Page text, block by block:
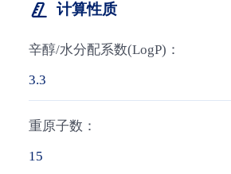
计算性质
辛醇/水分配系数(LogP)：
3.3
重原子数：
15